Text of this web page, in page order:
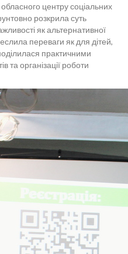
центру соціальних
розкрила суть
як альтернативної
переваги як для дітей,
практичними
організації роботи